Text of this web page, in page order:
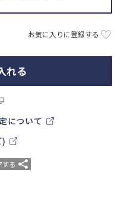
お気に入りに登録する
れる
について
する